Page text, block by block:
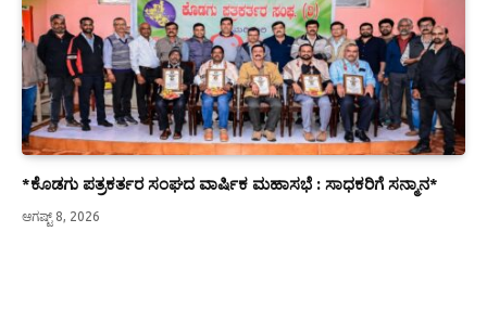
*ಕೊಡಗು ಪತ್ರಕರ್ತರ ಸಂಘದ ವಾರ್ಷಿಕ ಮಹಾಸಭೆ : ಸಾಧಕರಿಗೆ ಸನ್ಮಾನ*
ಆಗಷ್ಟ್ 8, 2026